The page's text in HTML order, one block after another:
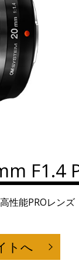
F1.4
性能PROレンズ
トへ